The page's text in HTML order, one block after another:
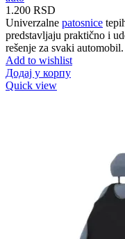
1.200 RSD
Univerzalne patosnice
predstavljaju praktično i
rešenje za svaki automobil.
Add to wishlist
Додај у корпу
Quick view